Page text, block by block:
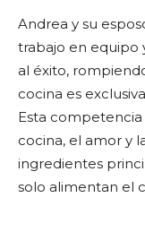
Andrea y su
trabajo en equipo
al éxito,
cocina es
Esta
cocina, el amor y
ingredientes
solo alimentan el